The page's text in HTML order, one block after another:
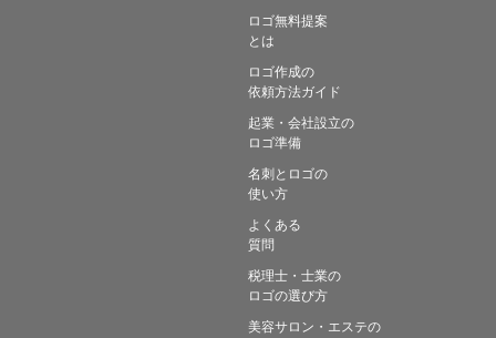
ロゴ無料提案
とは
ロゴ作成の
依頼方法ガイド
起業・会社設立の
ロゴ準備
名刺とロゴの
使い方
よくある
質問
税理士・士業の
ロゴの選び方
美容サロン・エステの